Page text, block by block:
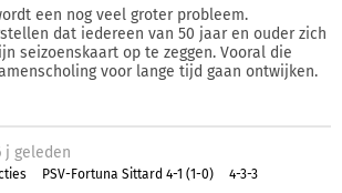
een nog veel groter probleem.
dat iedereen van 50 jaar en ouder zich
seizoenskaart op te zeggen. Vooral die
voor lange tijd gaan ontwijken.
j geleden
PSV-Fortuna Sittard 4-1 (1-0) 4-3-3